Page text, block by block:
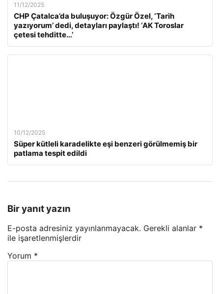
11/12/2025
CHP Çatalca’da buluşuyor: Özgür Özel, ‘Tarih
yazıyorum’ dedi, detayları paylaştı! ‘AK Toroslar
çetesi tehditte…’
10/12/2025
Süper kütleli karadelikte eşi benzeri görülmemiş bir
patlama tespit edildi
Bir yanıt yazın
E-posta adresiniz yayınlanmayacak. Gerekli alanlar *
ile işaretlenmişlerdir
Yorum *